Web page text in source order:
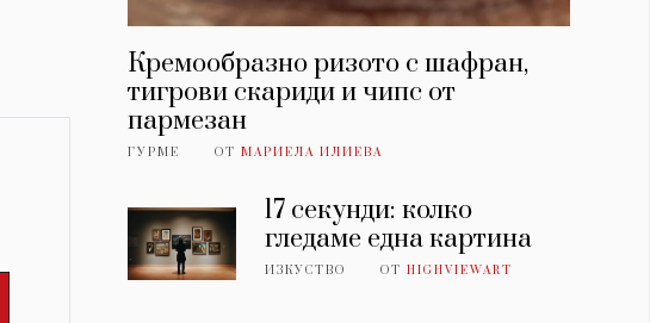
Кремообразно ризото с шафран,
тигрови скариди и чипс от
пармезан
ГУРМЕ ОТ МАРИЕЛА ИЛИЕВА
17 секунди: колко
гледаме една картина
ИЗКУСТВО ОТHIGHVIEWART